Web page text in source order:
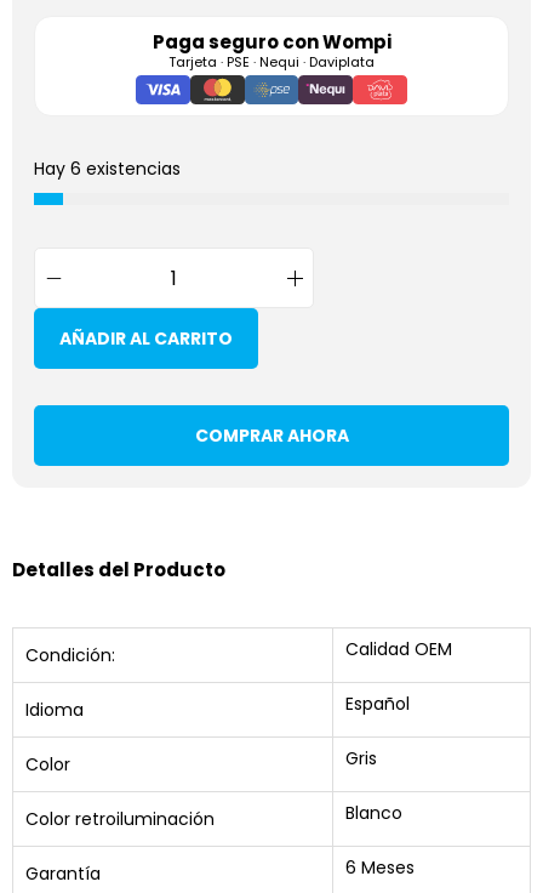
Paga seguro conWompi
Tarjeta · PSE · Nequi · Daviplata
Hay 6 existencias
AÑADIR AL CARRITO
COMPRAR AHORA
Detalles del Producto
Condición: Calidad OEM
Idioma Español
Color Gris
Color retroiluminación Blanco
Garantía 6 Meses